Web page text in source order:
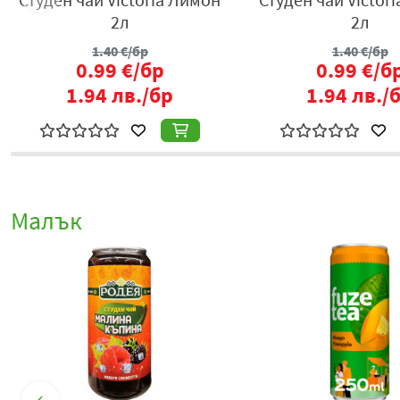
2л
1.40€/бр
0.99€/бр
1.94лв./бр
2л
1.40€/бр
0.99€/
1.94лв./
Малък